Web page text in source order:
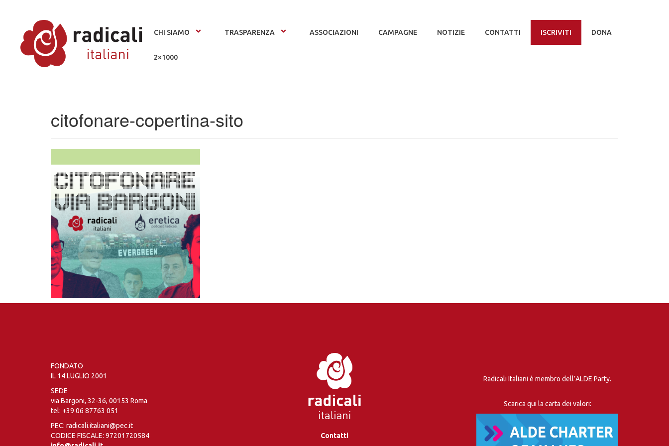
CHI SIAMO TRASPARENZA ASSOCIAZIONI CAMPAGNE NOTIZIE CONTATTI ISCRIVITI DONA
2×1000
citofonare-copertina-sito
FONDATO
IL 14 LUGLIO 2001
SEDE
via Bargoni, 32-36, 00153 Roma
tel: +39 06 87763 051
PEC: radicali.italiani@pec.it
CODICE FISCALE: 97201720584
Contatti
Radicali Italiani è membro dell’ALDE Party.
Scarica qui la carta dei valori: